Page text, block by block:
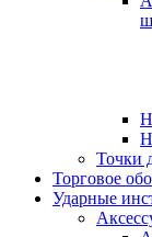
Точки
Торговое
Ударные